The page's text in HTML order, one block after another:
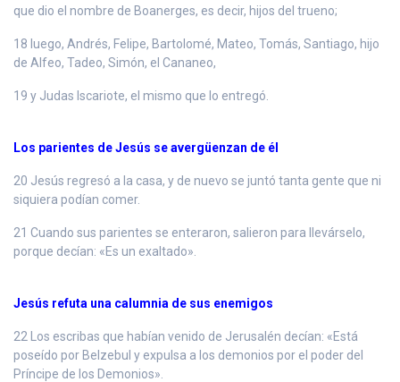
que dio el nombre de Boanerges, es decir, hijos del trueno;
18 luego, Andrés, Felipe, Bartolomé, Mateo, Tomás, Santiago, hijo
de Alfeo, Tadeo, Simón, el Cananeo,
19 y Judas Iscariote, el mismo que lo entregó.
Los parientes de Jesús se avergüenzan de él
20 Jesús regresó a la casa, y de nuevo se juntó tanta gente que ni
siquiera podían comer.
21 Cuando sus parientes se enteraron, salieron para llevárselo,
porque decían: «Es un exaltado».
Jesús refuta una calumnia de sus enemigos
22 Los escribas que habían venido de Jerusalén decían: «Está
poseído por Belzebul y expulsa a los demonios por el poder del
Príncipe de los Demonios».